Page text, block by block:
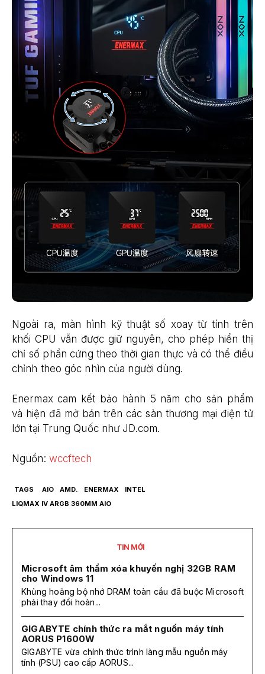
Ngoài ra, màn hình kỹ thuật số xoay từ tính trên
khối CPU vẫn được giữ nguyên, cho phép hiển thị
chỉ số phần cứng theo thời gian thực và có thể điều
chỉnh theo góc nhìn của người dùng.
Enermax cam kết bảo hành 5 năm cho sản phẩm
và hiện đã mở bán trên các sàn thương mại điện tử
lớn tại Trung Quốc như JD.com.
Nguồn: wccftech
TAGS AIO AMD. ENERMAX
INTEL
LIQMAX IV ARGB 360MM AIO
TIN MỚI
Microsoft âm thầm xóa khuyến nghị 32GB RAM
cho Windows 11
Khủng hoảng bộ nhớ DRAM toàn cầu đã buộc Microsoft
phải thay đổi hoàn...
GIGABYTE chính thức ra mắt nguồn máy tính
AORUS P1600W
GIGABYTE vừa chính thức trình làng mẫu nguồn máy
tính (PSU) cao cấp AORUS...